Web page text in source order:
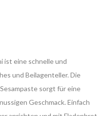
ist eine schnelle und
und Beilagenteller. Die
sorgt für eine
Geschmack. Einfach